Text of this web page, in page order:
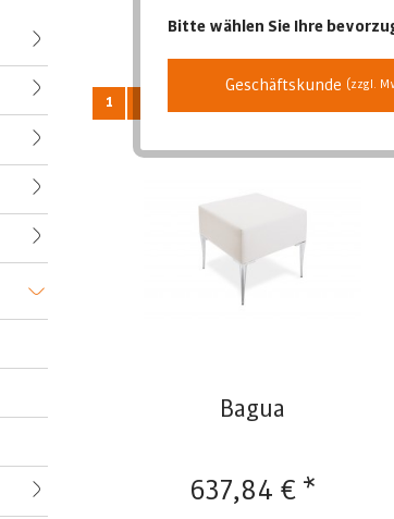
1
Bagua
637,84 € *
Bitte wählen Sie Ihre
Geschäftskunde (zzgl.